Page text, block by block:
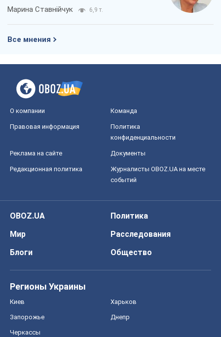
Марина Ставнійчук 6,9 т.
Все мнения
О компании Команда
Правовая информация
Политика
конфиденциальности
Реклама на сайте Документы
Редакционная политика
Журналисты OBOZ.UA на месте
событий
OBOZ.UA
Политика
Мир
Расследования
Блоги
Общество
Регионы Украины
Киев Харьков
Запорожье Днепр
Черкассы